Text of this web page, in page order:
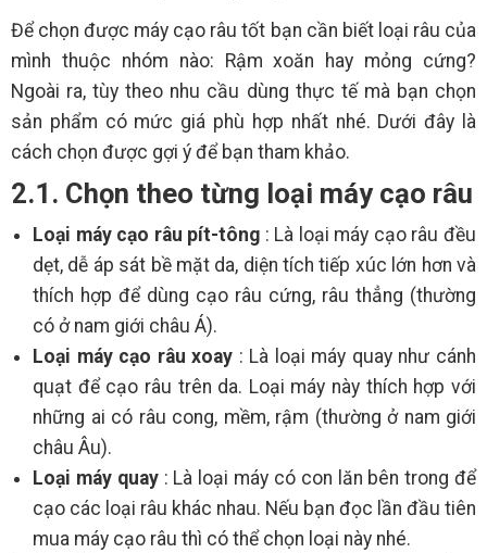
Để chọn được máy cạo râu tốt bạn cần biết loại râu của
mình thuộc nhóm nào: Rậm xoăn hay mỏng cứng?
Ngoài ra, tùy theo nhu cầu dùng thực tế mà bạn chọn
sản phẩm có mức giá phù hợp nhất nhé. Dưới đây là
cách chọn được gợi ý để bạn tham khảo.
2.1. Chọn theo từng loại máy cạo râu
Loại máy cạo râu pít-tông : Là loại máy cạo râu đều
dẹt, dễ áp sát bề mặt da, diện tích tiếp xúc lớn hơn và
thích hợp để dùng cạo râu cứng, râu thẳng (thường
có ở nam giới châu Á).
Loại máy cạo râu xoay : Là loại máy quay như cánh
quạt để cạo râu trên da. Loại máy này thích hợp với
những ai có râu cong, mềm, rậm (thường ở nam giới
châu Âu).
Loại máy quay: Là loại máy có con lăn bên trong để
cạo các loại râu khác nhau. Nếu bạn đọc lần đầu tiên
mua máy cạo râu thì có thể chọn loại này nhé.